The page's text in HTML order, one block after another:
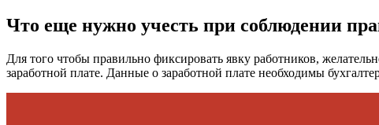
Что еще нужно учесть при соблюдении
Для того чтобы правильно фиксировать явку работников,
заработной плате. Данные о заработной плате необходимы